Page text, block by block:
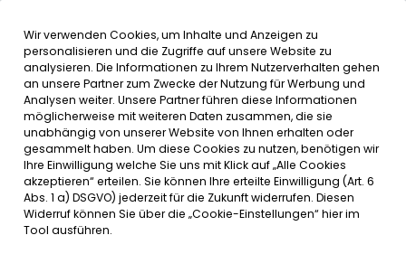
MENÜ
SERVICE
DATUMSMENÜ
JAHR WÄHLEN
MONAT WÄHLEN
Wir verwenden Cookies, um Inhalte und Anzeigen zu
personalisieren und die Zugriffe auf unsere Website zu
analysieren. Die Informationen zu Ihrem Nutzerverhalten gehen
an unsere Partner zum Zwecke der Nutzung für Werbung und
Analysen weiter. Unsere Partner führen diese Informationen
möglicherweise mit weiteren Daten zusammen, die sie
unabhängig von unserer Website von Ihnen erhalten oder
gesammelt haben. Um diese Cookies zu nutzen, benötigen wir
Ihre Einwilligung welche Sie uns mit Klick auf „Alle Cookies
akzeptieren“ erteilen. Sie können Ihre erteilte Einwilligung (Art. 6
Abs. 1 a) DSGVO) jederzeit für die Zukunft widerrufen. Diesen
Widerruf können Sie über die „Cookie-Einstellungen“ hier im
Tool ausführen.